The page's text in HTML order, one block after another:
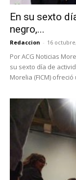
En su sexto
negro,...
Redaccion - 16
Por ACG Noticias
su sexto día de
Morelia (FICM)